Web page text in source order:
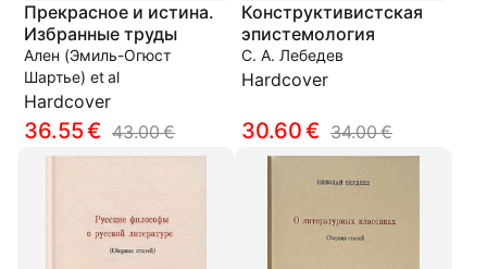
Прекрасное и истина.
Избранные труды
Ален (Эмиль-Огюст
Шартье) et al
Hardcover
36.55 € 43.00 €
Конструктивистская
эпистемология
С. А. Лебедев
Hardcover
30.60 € 34.00 €